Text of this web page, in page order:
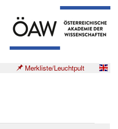
Merkliste/Leuchtpult